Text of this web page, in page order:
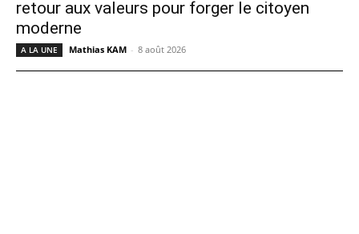
retour aux valeurs pour forger le citoyen
moderne
A LA UNE Mathias KAM - 8 août 2026